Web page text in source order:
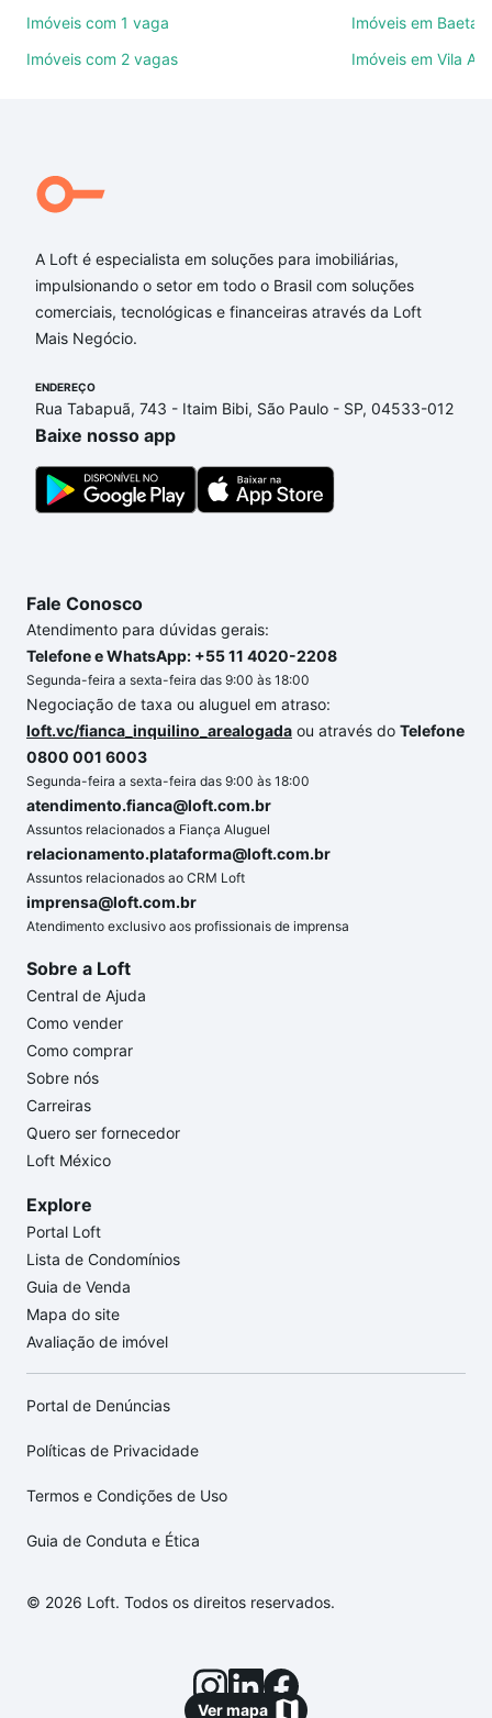
Ver mapa
quartos, suítes, com ou sem vaga de garagem para
comodidades, como piscina, academia, salão de
Qual o preço de Imóveis à venda em rua grecia -
Parque das Nações, Santo André, SP?
Aqui na Loft temos a oferta ideal para você, com
Imóveis à venda em rua grecia - Parque das Nações,
Santo André, SP que custam a partir de R$ 0 e com
nossas opções de financiamento imobiliário as
ainda tem alguma dúvida dos custos envolvidos no
processo de compra, veja em nosso portal quanto
custa comprar um apartamento
gente para comprar o imóvel dos seus sonhos com
segurança e conforto. Loft, com você até as
Imóveis com 1 vaga
Imóveis com 2 vagas
Imóveis em Baeta
Imóveis em Vila
A Loft é especialista em soluções para imobiliárias,
impulsionando o setor em todo o Brasil com soluções
comerciais, tecnológicas e financeiras através da Loft
Mais Negócio.
ENDEREÇO
Rua Tabapuã, 743 - Itaim Bibi, São Paulo - SP, 04533-012
Baixe nosso app
Fale Conosco
Atendimento para dúvidas gerais:
Telefone e WhatsApp: +55 11 4020-2208
Segunda-feira a sexta-feira das 9:00 às 18:00
Negociação de taxa ou aluguel em atraso:
loft.vc/fianca_inquilino_arealogada ou através do Telefone
0800 001 6003
Segunda-feira a sexta-feira das 9:00 às 18:00
atendimento.fianca@loft.com.br
Assuntos relacionados a Fiança Aluguel
relacionamento.plataforma@loft.com.br
Assuntos relacionados ao CRM Loft
imprensa@loft.com.br
Atendimento exclusivo aos profissionais de imprensa
Sobre a Loft
Central de Ajuda
Como vender
Como comprar
Sobre nós
Carreiras
Quero ser fornecedor
Loft México
Explore
Portal Loft
Lista de Condomínios
Guia de Venda
Mapa do site
Avaliação de imóvel
Portal de Denúncias
Políticas de Privacidade
Termos e Condições de Uso
Guia de Conduta e Ética
© 2026 Loft. Todos os direitos reservados.